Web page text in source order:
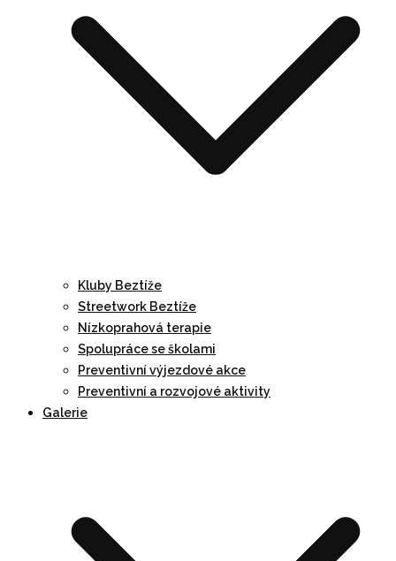
Kluby Beztíže
Streetwork Beztíže
Nízkoprahová terapie
Spolupráce se školami
Preventivní výjezdové akce
Preventivní a rozvojové aktivity
Galerie